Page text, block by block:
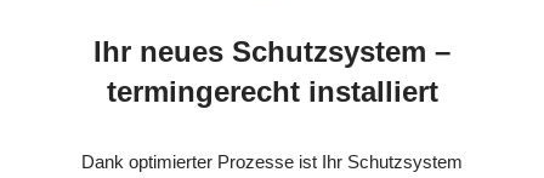
Ihr neues Schutzsystem –
termingerecht installiert
Dank optimierter Prozesse ist Ihr Schutzsystem